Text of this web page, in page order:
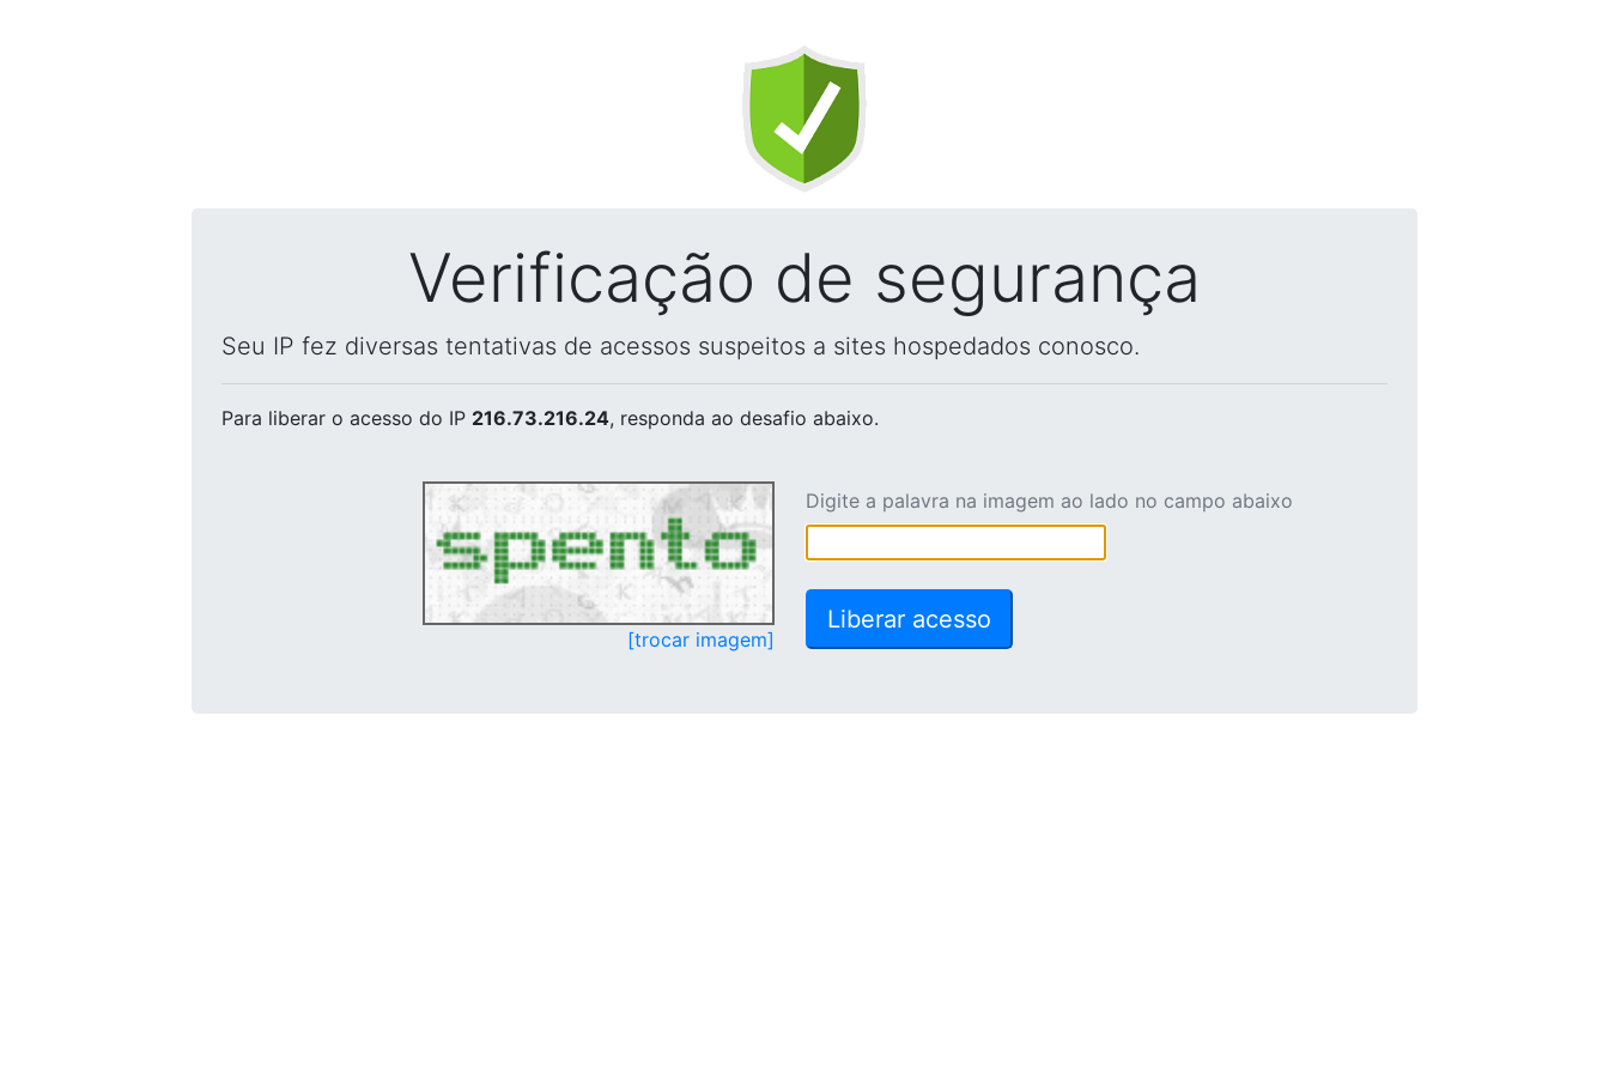
Verificação de segurança
Seu IP fez diversas tentativas de acessos suspeitos a sites hospedados conosco.
Para liberar o acesso do IP 216.73.216.24, responda ao desafio abaixo.
[trocar imagem]
Digite a palavra na imagem ao lado no campo abaixo